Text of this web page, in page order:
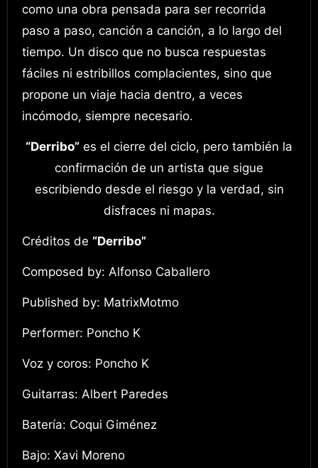
como una obra pensada para ser recorrida
paso a paso, canción a canción, a lo largo del
tiempo. Un disco que no busca respuestas
fáciles ni estribillos complacientes, sino que
propone un viaje hacia dentro, a veces
incómodo, siempre necesario.
“Derribo” es el cierre del ciclo, pero también la
confirmación de un artista que sigue
escribiendo desde el riesgo y la verdad, sin
disfraces ni mapas.
Créditos de “Derribo”
Composed by: Alfonso Caballero
Published by: MatrixMotmo
Performer: Poncho K
Voz y coros: Poncho K
Guitarras: Albert Paredes
Batería: Coqui Giménez
Bajo: Xavi Moreno